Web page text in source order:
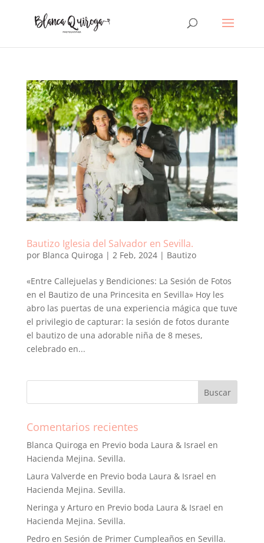
Bautizo Iglesia del Salvador en Sevilla.
por Blanca Quiroga | 2 Feb, 2024| Bautizo
«Entre Callejuelas y Bendiciones: La Sesión de Fotos
en el Bautizo de una Princesita en Sevilla» Hoy les
abro las puertas de una experiencia mágica que tuve
el privilegio de capturar: la sesión de fotos durante
el bautizo de una adorable niña de 8 meses,
celebrado en...
Comentarios recientes
Blanca Quiroga en Previo boda Laura & Israel en
Hacienda Mejina. Sevilla.
Laura Valverde en Previo boda Laura & Israel en
Hacienda Mejina. Sevilla.
Neringa y Arturoen Previo boda Laura & Israel en
Hacienda Mejina. Sevilla.
Pedroen Sesión de Primer Cumpleaños en Sevilla.